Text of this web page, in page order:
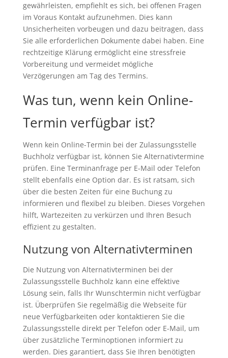
gewährleisten, empfiehlt es sich, bei offenen Fragen
im Voraus Kontakt aufzunehmen. Dies kann
Unsicherheiten vorbeugen und dazu beitragen, dass
Sie alle erforderlichen Dokumente dabei haben. Eine
rechtzeitige Klärung ermöglicht eine stressfreie
Vorbereitung und vermeidet mögliche
Verzögerungen am Tag des Termins.
Was tun, wenn kein Online-
Termin verfügbar ist?
Wenn kein Online-Termin bei der Zulassungsstelle
Buchholz verfügbar ist, können Sie Alternativtermine
prüfen. Eine Terminanfrage per E-Mail oder Telefon
stellt ebenfalls eine Option dar. Es ist ratsam, sich
über die besten Zeiten für eine Buchung zu
informieren und flexibel zu bleiben. Dieses Vorgehen
hilft, Wartezeiten zu verkürzen und Ihren Besuch
effizient zu gestalten.
Nutzung von Alternativterminen
Die Nutzung von Alternativterminen bei der
Zulassungsstelle Buchholz kann eine effektive
Lösung sein, falls Ihr Wunschtermin nicht verfügbar
ist. Überprüfen Sie regelmäßig die Webseite für
neue Verfügbarkeiten oder kontaktieren Sie die
Zulassungsstelle direkt per Telefon oder E-Mail, um
über zusätzliche Terminoptionen informiert zu
werden. Dies garantiert, dass Sie Ihren benötigten